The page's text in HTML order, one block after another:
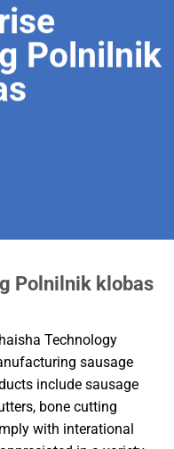
Polnilnik
Polnilnik klobas
Technology
sausage
include sausage
bone cutting
with interational